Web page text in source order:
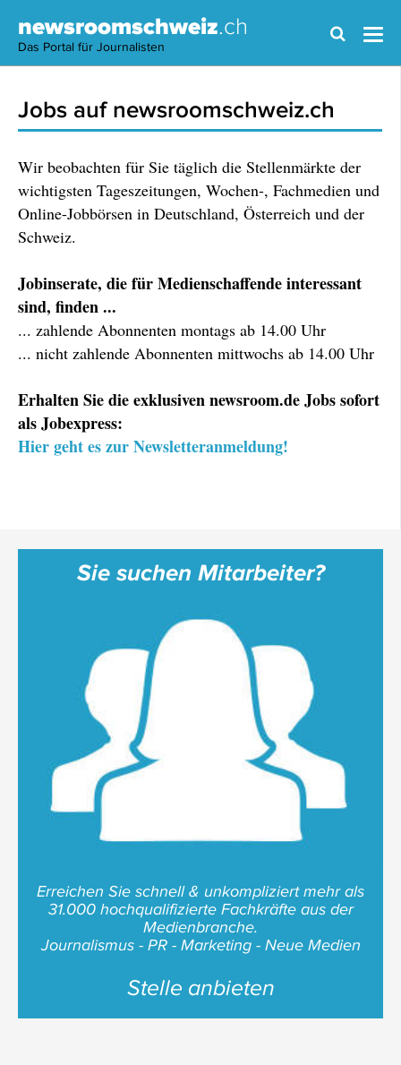
newsroomschweiz.ch
Das Portal für Journalisten
Jobs auf newsroomschweiz.ch
Wir beobachten für Sie täglich die Stellenmärkte der
wichtigsten Tageszeitungen, Wochen-, Fachmedien und
Online-Jobbörsen in Deutschland, Österreich und der
Schweiz.
Jobinserate, die für Medienschaffende interessant
sind, finden ...
... zahlende Abonnenten montags ab 14.00 Uhr
... nicht zahlende Abonnenten mittwochs ab 14.00 Uhr
Erhalten Sie die exklusiven newsroom.de Jobs sofort
als Jobexpress:
Hier geht es zur Newsletteranmeldung!
Sie suchen Mitarbeiter?
Erreichen Sie schnell & unkompliziert mehr als
31.000 hochqualifizierte Fachkräfte aus der
Medienbranche.
Journalismus - PR - Marketing - Neue Medien
Stelle anbieten